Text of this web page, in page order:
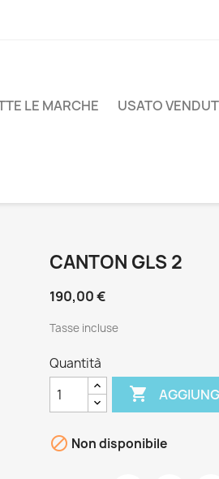
LE MARCHE USATO
CANTON GLS 2
190,00 €
Tasse incluse
Quantità

 Non disponibile